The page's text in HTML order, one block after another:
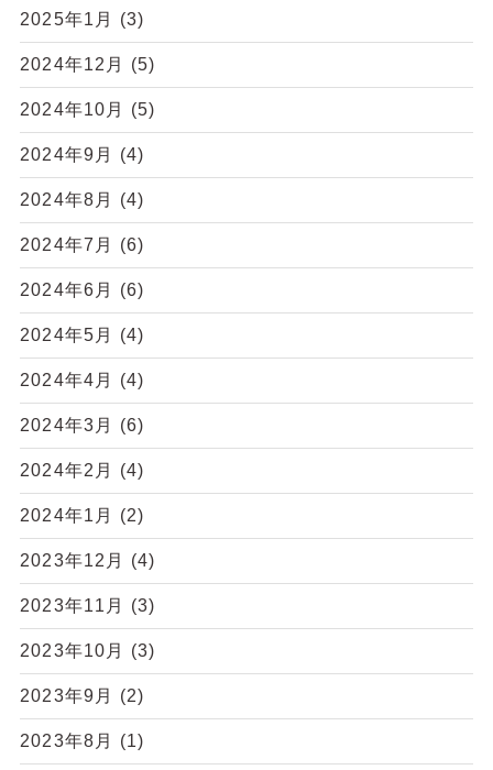
2025年1月 (3)
2024年12月 (5)
2024年10月 (5)
2024年9月 (4)
2024年8月 (4)
2024年7月 (6)
2024年6月 (6)
2024年5月 (4)
2024年4月 (4)
2024年3月 (6)
2024年2月 (4)
2024年1月 (2)
2023年12月 (4)
2023年11月 (3)
2023年10月 (3)
2023年9月 (2)
2023年8月 (1)